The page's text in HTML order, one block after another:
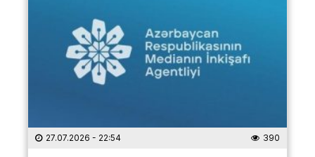
27.07.2026 - 22:54 390